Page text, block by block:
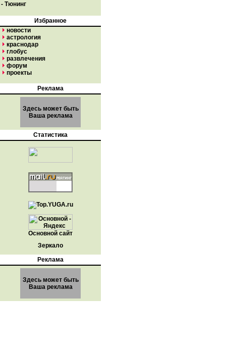
- Тюнинг
Избранное
новости
астрология
краснодар
глобус
развлечения
форум
проекты
Реклама
Здесь может быть
Ваша реклама
Статистика
Основной сайт
Зеркало
Реклама
Здесь может быть
Ваша реклама